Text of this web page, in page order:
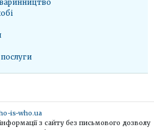
is-who.ua
з сайту без письмового дозволу